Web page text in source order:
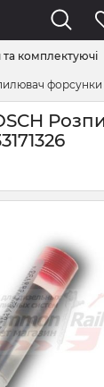
комплектуючі
форсунки